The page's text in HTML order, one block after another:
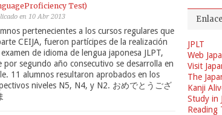
Test)
en 10 Abr 2013
pertenecientes a los cursos regulares que
CEIJA, fueron partícipes de la realización
de idioma de lengua japonesa JLPT,
por segundo año consecutivo se desarrolla en
11 alumnos resultaron aprobados en los
niveles N5, N4, y N2. おめでとうござ
JPLT
Web
Visit
The
Kanji
Study in
Reading